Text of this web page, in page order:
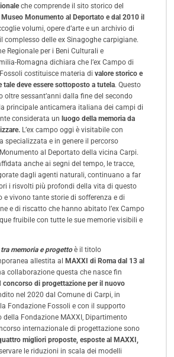
che comprende il sito storico del
Monumento al Deportato e dal 2010 il
volumi, opere d’arte e un archivio di
complesso delle ex Sinagoghe carpigiane.
Regionale per i Beni Culturali e
Romagna dichiara che l’ex Campo di
costituisce materia di valore storico e
tale deve essere sottoposto a tutela. Questo
oltre sessant’anni dalla fine del secondo
principale anticamera italiana dei campi di
considerata un luogo della memoria da
L’ex campo oggi è visitabile con
specializzata e in genere il percorso
al Deportato della vicina Carpi.
anche ai segni del tempo, le tracce,
dagli agenti naturali, continuano a far
i risvolti più profondi della vita di questo
e vivono tante storie di sofferenza e di
e di riscatto che hanno abitato l’ex Campo
fruibile con tutte le sue memorie visibili e
memoria e progettoè il titolo
allestita al
MAXXI di Roma dal 13 al
collaborazione questa che nasce fin
concorso di progettazione per il nuovo
nel 2020 dal Comune di Carpi, in
Fondazione Fossoli e con il supporto
della Fondazione MAXXI, Dipartimento
internazionale di progettazione sono
migliori proposte, esposte al MAXXI,
le riduzioni in scala dei modelli